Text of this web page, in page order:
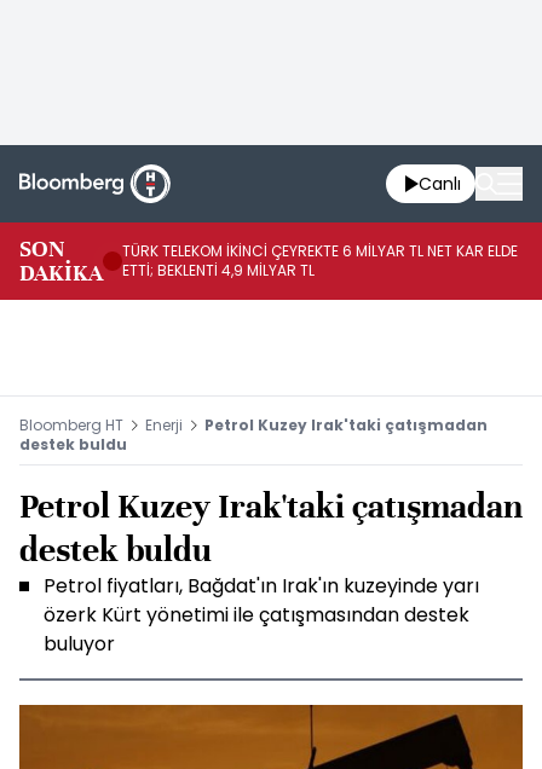
Canlı
SON
DAKİKA
TÜRK TELEKOM İKİNCİ ÇEYREKTE 6 MİLYAR TL NET KAR ELDE
ETTİ; BEKLENTİ 4,9 MİLYAR TL
Bloomberg HT Enerji
Petrol Kuzey Irak'taki çatışmadan
destek buldu
Petrol Kuzey Irak'taki çatışmadan
destek buldu
Petrol fiyatları, Bağdat'ın Irak'ın kuzeyinde yarı
özerk Kürt yönetimi ile çatışmasından destek
buluyor